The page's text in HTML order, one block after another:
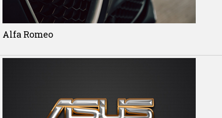
Alfa Romeo